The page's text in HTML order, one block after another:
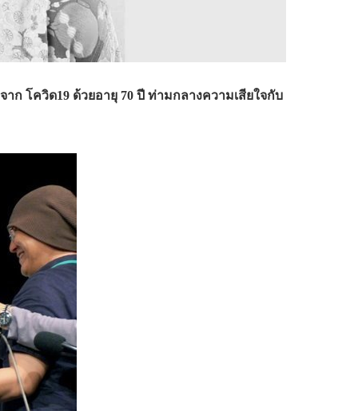
ก โควิด19 ด้วยอายุ 70 ปี ท่ามกลางความเสียใจกับ